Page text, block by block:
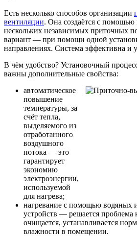
Есть несколько способов организации
вентиляции. Она создаётся с
нескольких независимых приточных
вариант — при помощи одной
направлениях. Система эффективна и
В чём удобство? Установочный
важны дополнительные свойства:
автоматическое
повышение
температуры, за
счёт тепла,
выделяемого из
отработанного
воздушного
потока — это
гарантирует
экономию
электроэнергии,
используемой
для нагрева;
нагревание с помощью водяных
устройств — решается проблема
очищается, устанавливается
влажности в помещении.